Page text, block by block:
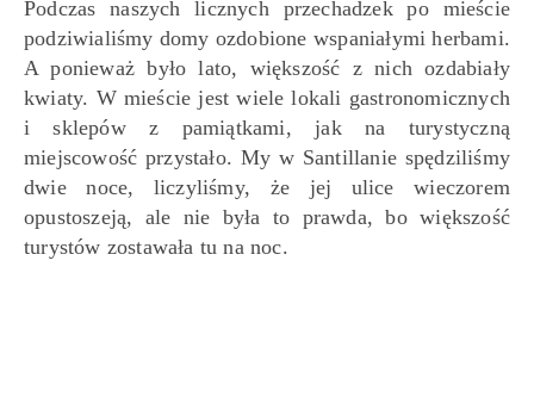
Podczas naszych licznych przechadzek po mieście
podziwialiśmy domy ozdobione wspaniałymi herbami.
A ponieważ było lato, większość z nich ozdabiały
kwiaty. W mieście jest wiele lokali gastronomicznych
i sklepów z pamiątkami, jak na turystyczną
miejscowość przystało. My w Santillanie spędziliśmy
dwie noce, liczyliśmy, że jej ulice wieczorem
opustoszeją, ale nie była to prawda, bo większość
turystów zostawała tu na noc.